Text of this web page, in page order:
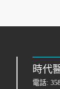
時代
電話: